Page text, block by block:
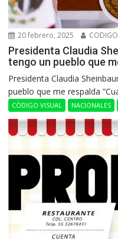
20 febrero, 2025
Presidenta Claudia
tengo un pueblo que
Presidenta Claudia
pueblo que me respalda
CÓDIGO VISUAL NACIONALES